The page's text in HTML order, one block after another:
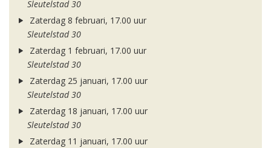
Sleutelstad 30
Zaterdag 8 februari, 17.00 uur
Sleutelstad 30
Zaterdag 1 februari, 17.00 uur
Sleutelstad 30
Zaterdag 25 januari, 17.00 uur
Sleutelstad 30
Zaterdag 18 januari, 17.00 uur
Sleutelstad 30
Zaterdag 11 januari, 17.00 uur